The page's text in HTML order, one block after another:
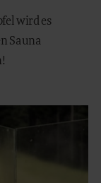
wird es
Sauna